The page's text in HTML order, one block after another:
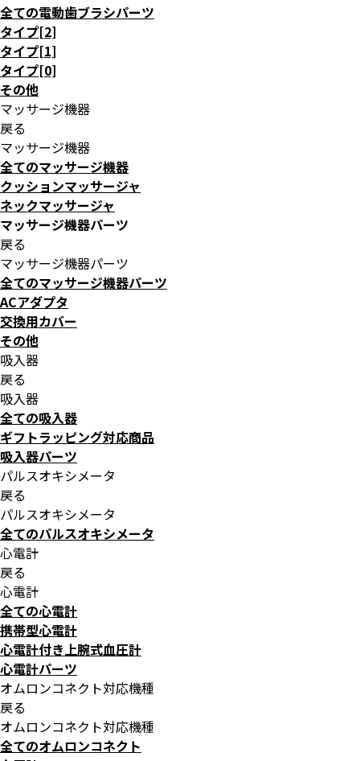
全ての電動歯ブラシパーツ
タイプ[2]
タイプ[1]
タイプ[0]
その他
マッサージ機器
戻る
マッサージ機器
全てのマッサージ機器
クッションマッサージャ
ネックマッサージャ
マッサージ機器パーツ
戻る
マッサージ機器パーツ
全てのマッサージ機器パーツ
ACアダプタ
交換用カバー
その他
吸入器
戻る
吸入器
全ての吸入器
ギフトラッピング対応商品
吸入器パーツ
パルスオキシメータ
戻る
パルスオキシメータ
全てのパルスオキシメータ
心電計
戻る
心電計
全ての心電計
携帯型心電計
心電計付き上腕式血圧計
心電計パーツ
オムロンコネクト対応機種
戻る
オムロンコネクト対応機種
全てのオムロンコネクト